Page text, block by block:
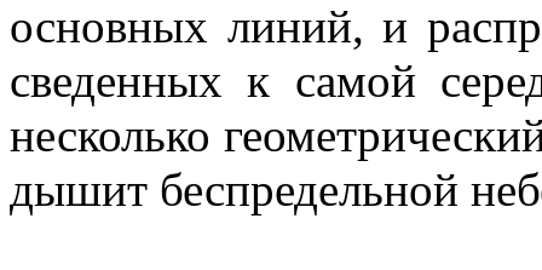
основных линий, и
сведенных к самой
несколько
дышит беспредельной